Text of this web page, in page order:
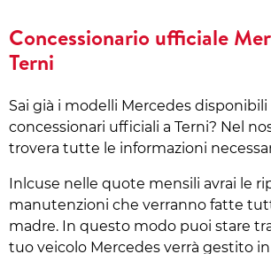
Concessionario ufficiale
Terni
Sai già i modelli Mercedes
concessionari ufficiali a Terni? Nel
trovera tutte le informazioni
Inlcuse nelle quote mensili avrai le
manutenzioni che verranno fatte
madre. In questo modo puoi stare
tuo veicolo Mercedes verrà gestito